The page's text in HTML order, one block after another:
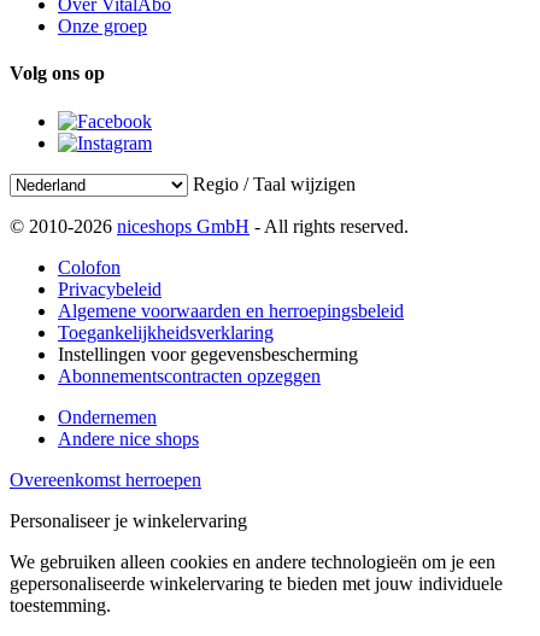
Over VitalAbo
Onze groep
Volg ons op
Regio / Taal wijzigen
© 2010-2026 niceshops GmbH - All rights reserved.
Colofon
Privacybeleid
Algemene voorwaarden en herroepingsbeleid
Toegankelijkheidsverklaring
Instellingen voor gegevensbescherming
Abonnementscontracten opzeggen
Ondernemen
Andere nice shops
Overeenkomst herroepen
Personaliseer je winkelervaring
We gebruiken alleen cookies en andere technologieën om je een
gepersonaliseerde winkelervaring te bieden met jouw individuele
toestemming.